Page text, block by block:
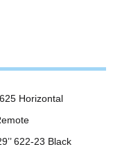
Horizontal
622-23 Black